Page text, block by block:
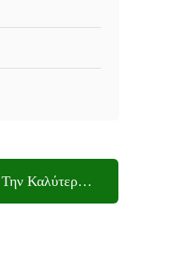
Καλύτερη Τιμή